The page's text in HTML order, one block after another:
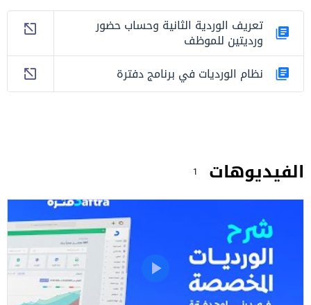
تعريف الوردية الثانية وحساب حضور
ورديتين للموظف
نظام الورديات في برنامج دفترة
الفيديوهات 1